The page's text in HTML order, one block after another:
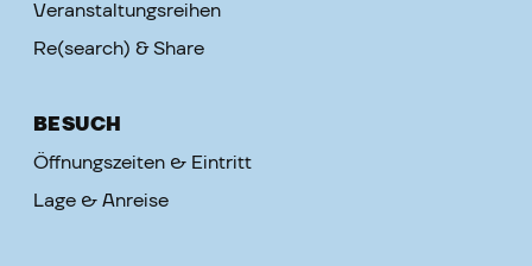
Veranstaltungsreihen
Re(search) & Share
BESUCH
Öffnungszeiten & Eintritt
Lage & Anreise